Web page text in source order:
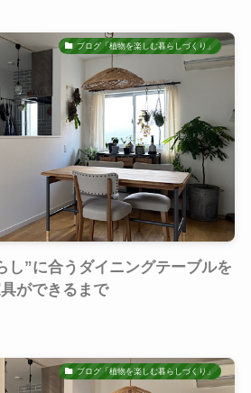
ブログ「植物を楽しむ暮らしづくり」
し”に合うダイニングテーブルを
ができるまで
ブログ「植物を楽しむ暮らしづくり」